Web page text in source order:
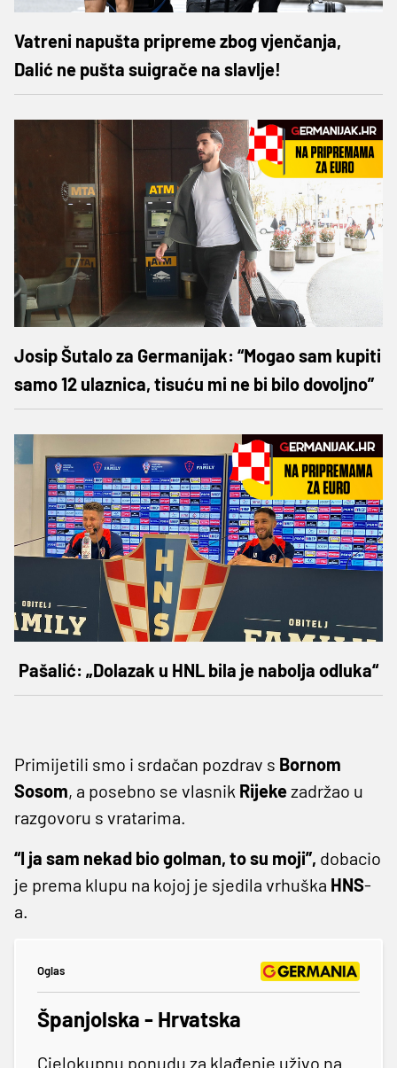
Vatreni napušta pripreme zbog vjenčanja,
Dalić ne pušta suigrače na slavlje!
Josip Šutalo za Germanijak: “Mogao sam kupiti
samo 12 ulaznica, tisuću mi ne bi bilo dovoljno”
Pašalić: „Dolazak u HNL bila je nabolja odluka“
Primijetili smo i srdačan pozdrav s Bornom
Sosom, a posebno se vlasnik Rijekezadržao u
razgovoru s vratarima.
“I ja sam nekad bio golman, to su moji”, dobacio
je prema klupu na kojoj je sjedila vrhuška HNS-
a.
Oglas
Španjolska - Hrvatska
Cjelokupnu ponudu za klađenje uživo na